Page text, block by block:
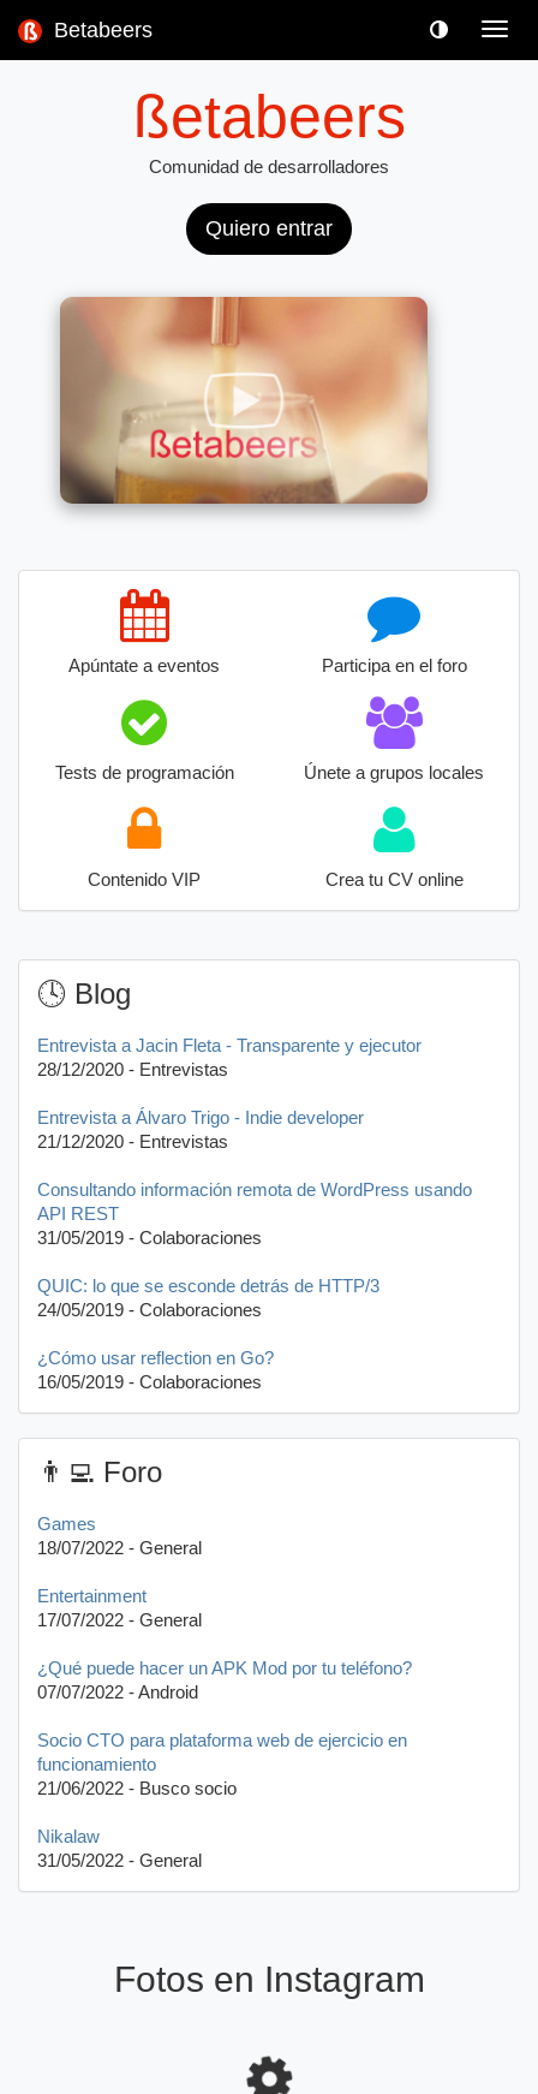
Betabeers
ßetabeers
Comunidad de desarrolladores
Quiero entrar
Apúntate a eventos Participa en el foro
Tests de programación Únete a grupos locales
Contenido VIP Crea tu CV online
🕓 Blog
Entrevista a Jacin Fleta - Transparente y ejecutor
28/12/2020 - Entrevistas
Entrevista a Álvaro Trigo - Indie developer
21/12/2020 - Entrevistas
Consultando información remota de WordPress usando
API REST
31/05/2019 - Colaboraciones
QUIC: lo que se esconde detrás de HTTP/3
24/05/2019 - Colaboraciones
¿Cómo usar reflection en Go?
16/05/2019 - Colaboraciones
👨‍💻 Foro
Games
18/07/2022 - General
Entertainment
17/07/2022 - General
¿Qué puede hacer un APK Mod por tu teléfono?
07/07/2022 - Android
Socio CTO para plataforma web de ejercicio en
funcionamiento
21/06/2022 - Busco socio
Nikalaw
31/05/2022 - General
Fotos en Instagram